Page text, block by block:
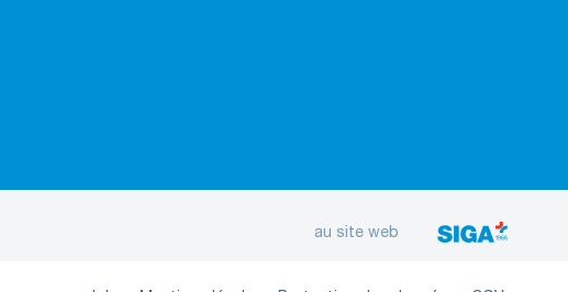
au site web